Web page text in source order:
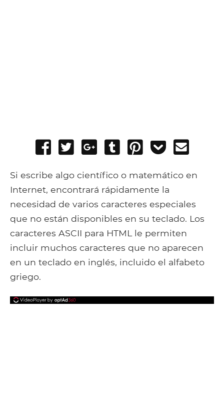
Share
Facebook
Tweet
Share
Google+
Post
Tumblr
Pin
Add
Pocket
Si escribe algo científico o matemático en
Internet, encontrará rápidamente la
necesidad de varios caracteres especiales
que no están disponibles en su teclado. Los
caracteres ASCII para HTML le permiten
incluir muchos caracteres que no aparecen
en un teclado en inglés, incluido el alfabeto
griego.